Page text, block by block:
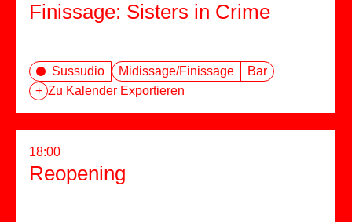
Finissage: Sisters in Crime
Sussudio Midissage/Finissage
Bar
+ Zu Kalender Exportieren
18:00
Reopening